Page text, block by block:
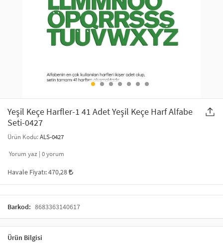
SAÇ AKSESUARLARI
GELİN / DÜĞÜN AKSESUARLARI
MAKYAJ ÇANTASI
ŞAL VE FULAR
ODA KOKUSU VE MUM
YILBAŞI ÜRÜNLERİ
Yeşil Keçe Harfler-1 41 Adet Yeşil Keçe Harf Alfabe
Seti-0427
Ürün Kodu:ALS-0427
Yorum yaz | 0yorum
Havale Fiyatı:470,28
Barkod: 8683363140617
Ürün Bilgisi